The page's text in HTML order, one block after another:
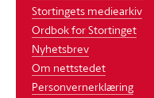
Stortingets mediearkiv
Ordbok for Stortinget
Nyhetsbrev
Om nettstedet
Personvernerklæring